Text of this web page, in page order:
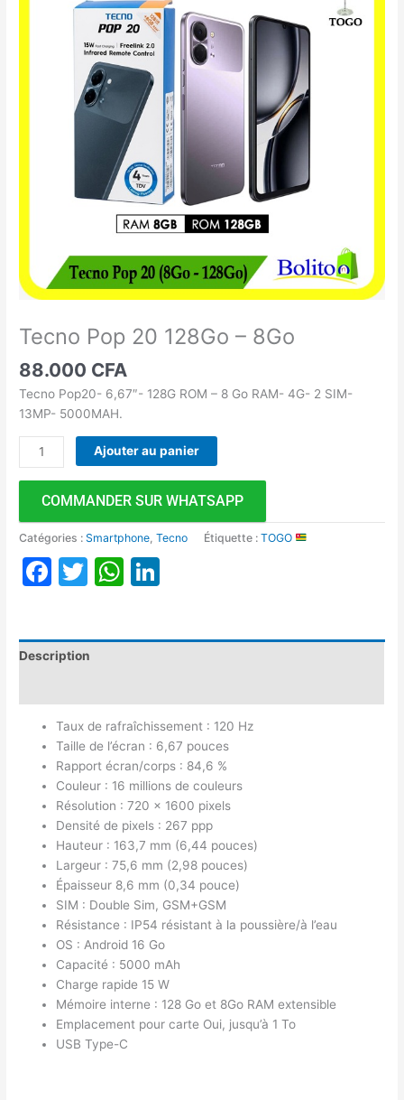
Tecno Pop 20 128Go – 8Go
88.000 CFA
Tecno Pop20- 6,67″- 128G ROM – 8 Go RAM- 4G- 2 SIM-
13MP- 5000MAH.
Ajouter au panier
COMMANDER SUR WHATSAPP
Catégories :Smartphone ,Tecno Étiquette :TOGO
Facebook
TwitterWhatsApp
Description
Taux de rafraîchissement : 120 Hz
Taille de l’écran : 6,67 pouces
Rapport écran/corps : 84,6 %
Couleur : 16 millions de couleurs
Résolution : 720 x 1600 pixels
Densité de pixels : 267 ppp
Hauteur : 163,7 mm (6,44 pouces)
Largeur : 75,6 mm (2,98 pouces)
Épaisseur 8,6 mm (0,34 pouce)
SIM : Double Sim, GSM+GSM
Résistance : IP54 résistant à la poussière/à l’eau
OS : Android 16 Go
Capacité : 5000 mAh
Charge rapide 15 W
Mémoire interne : 128 Go et 8Go RAM extensible
Emplacement pour carte Oui, jusqu’à 1 To
USB Type-C